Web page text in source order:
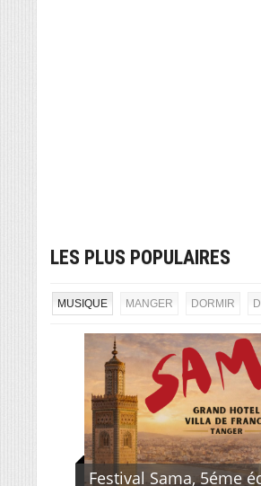
LES PLUS POPULAIRES
MUSIQUE MANGER DORMIR
Festival Sama, 5éme